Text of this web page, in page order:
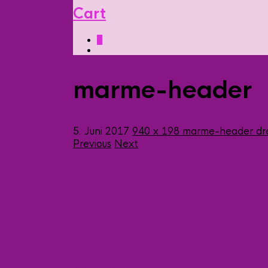
Cart
marme-header
5. Juni 2017 940 x 198 marme-header
Previous Next